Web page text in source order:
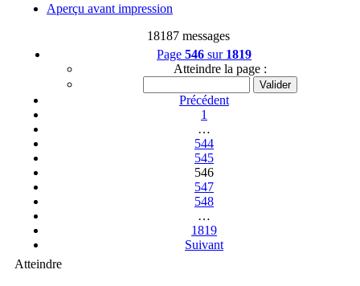
Aperçu avant impression
18187 messages
Page 546 sur 1819
Atteindre la page :
Précédent
1
…
544
545
546
547
548
…
1819
Suivant
Atteindre